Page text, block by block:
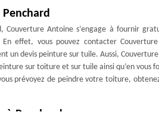
Antoine s’engage à fournir
effet, vous pouvez contacter
un devis peinture sur tuile. Aussi,
sur toiture et sur tuile ainsi qu’en vous
prévoyez de peindre votre toiture,
à Penchard